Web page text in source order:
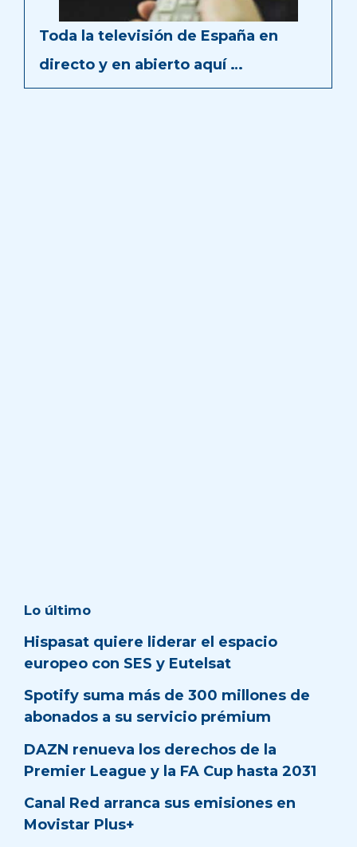
Toda la televisión de España en
directo y en abierto aquí …
Lo último
Hispasat quiere liderar el espacio
europeo con SES y Eutelsat
Spotify suma más de 300 millones de
abonados a su servicio prémium
DAZN renueva los derechos de la
Premier League y la FA Cup hasta 2031
Canal Red arranca sus emisiones en
Movistar Plus+